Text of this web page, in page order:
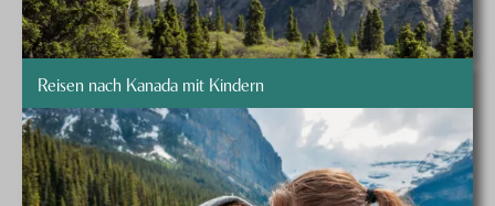
Reisen nach Kanada mit Kindern